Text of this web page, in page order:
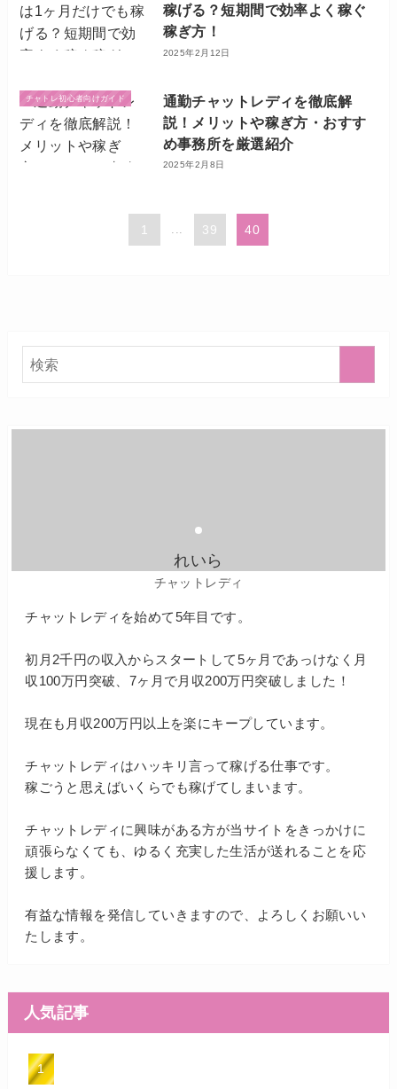
稼げる？短期間で効率よく稼ぐ
稼ぎ方！
2025年2月12日
チャトレ初心者向けガイド
通勤チャットレディを徹底解
説！メリットや稼ぎ方・おすす
め事務所を厳選紹介
2025年2月8日
1 ... 39 40
れいら
チャットレディ
チャットレディを始めて5年目です。
初月2千円の収入からスタートして5ヶ月であっけなく月
収100万円突破、7ヶ月で月収200万円突破しました！
現在も月収200万円以上を楽にキープしています。
チャットレディはハッキリ言って稼げる仕事です。
稼ごうと思えばいくらでも稼げてしまいます。
チャットレディに興味がある方が当サイトをきっかけに
頑張らなくても、ゆるく充実した生活が送れることを応
援します。
有益な情報を発信していきますので、よろしくお願いい
たします。
人気記事